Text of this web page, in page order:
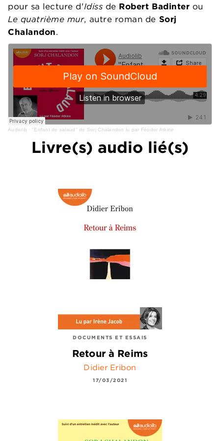
pour sa lecture d'Idiss de Robert Badinter ou
Le quatrième mur, autre roman de Sorj
Chalandon.
Audiolib · "Enfant de salaud" de Sorj Chalandon lu par Féodor Atkine
Livre(s) audio lié(s)
DOCUMENTS ET ESSAIS
Retour à Reims
Didier Eribon
17/03/2021